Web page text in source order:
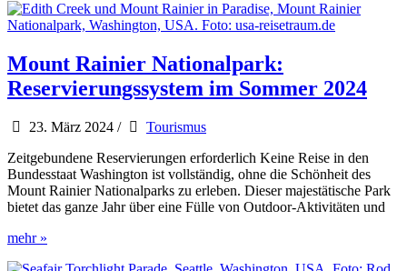
Weihnachtszeit
in
Mount Rainier Nationalpark:
Reservierungssystem im Sommer 2024
23. März 2024 /
Tourismus
Zeitgebundene Reservierungen erforderlich Keine Reise in den
Bundesstaat Washington ist vollständig, ohne die Schönheit des
Mount Rainier Nationalparks zu erleben. Dieser majestätische Park
bietet das ganze Jahr über eine Fülle von Outdoor-Aktivitäten und
Mount
mehr »